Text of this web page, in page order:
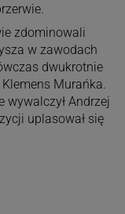
zdominowali
w zawodach
dwukrotnie
Murańka.
wywalczył Andrzej
uplasował się